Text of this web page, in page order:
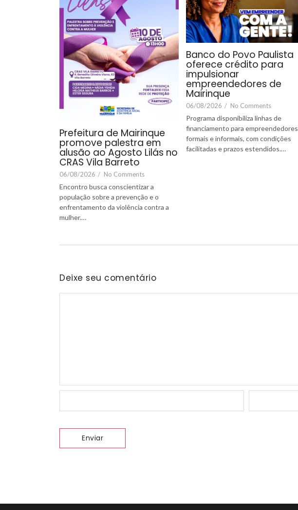
Prefeitura de Mairinque
promove palestra em
alusão ao Agosto Lilás no
CRAS Vila Barreto
06/08/2026 / No Comments
Encontro busca conscientizar a
população sobre a prevenção e o
enfrentamento da violência contra a
mulher.…
Banco do Povo Paulista
oferece crédito para
impulsionar
empreendedores de
Mairinque
06/08/2026 / No Comments
Programa disponibiliza linhas de
financiamento para empreendedores
formais e informais, com condições
facilitadas e prazos estendidos.…
Deixe seu comentário